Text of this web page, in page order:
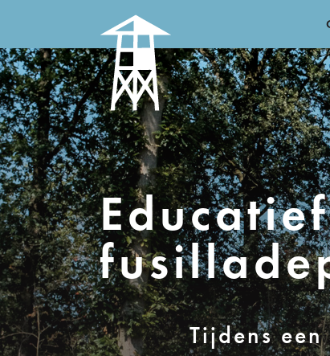
Tijdens